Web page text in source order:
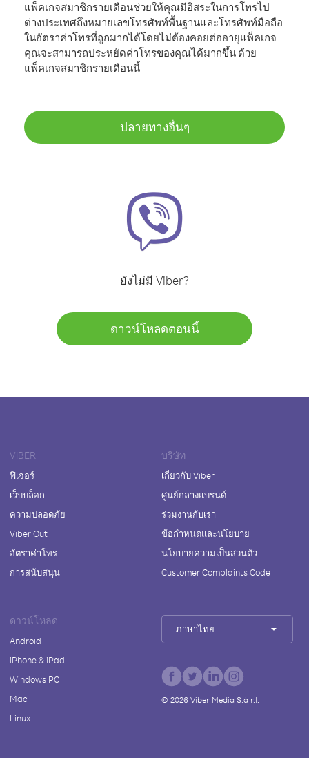
แพ็คเกจสมาชิกรายเดือนช่วยให้คุณมีอิสระในการโทรไป
ต่างประเทศถึงหมายเลขโทรศัพท์พื้นฐานและโทรศัพท์มือถือ
ในอัตราค่าโทรที่ถูกมากได้โดยไม่ต้องคอยต่ออายุแพ็คเกจ
คุณจะสามารถประหยัดค่าโทรของคุณได้มากขึ้น ด้วย
แพ็คเกจสมาชิกรายเดือนนี้
ปลายทางอื่นๆ
ยังไม่มี Viber?
ดาวน์โหลดตอนนี้
VIBER
ฟีเจอร์
เว็บบล็อก
ความปลอดภัย
Viber Out
อัตราค่าโทร
การสนับสนุน
บริษัท
เกี่ยวกับ Viber
ศูนย์กลางแบรนด์
ร่วมงานกับเรา
ข้อกำหนดและนโยบาย
นโยบายความเป็นส่วนตัว
Customer Complaints Code
ดาวน์โหลด
Android
iPhone & iPad
Windows PC
Mac
Linux
ภาษาไทย
© 2026Viber Media S.à r.l.